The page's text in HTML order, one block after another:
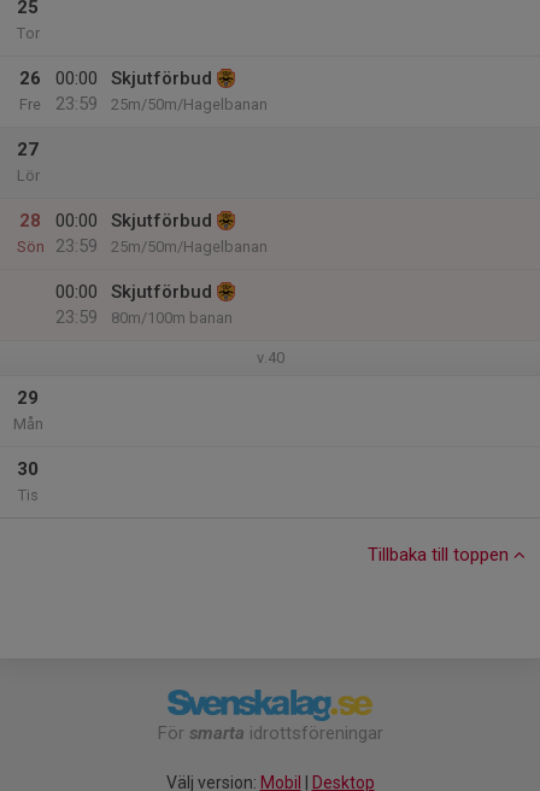
25
Tor
26
Fre
00:00
23:59
Skjutförbud
25m/50m/Hagelbanan
27
Lör
28
Sön
00:00
23:59
Skjutförbud
25m/50m/Hagelbanan
00:00
23:59
Skjutförbud
80m/100m banan
v.40
29
Mån
30
Tis
Tillbaka till toppen
För smarta idrottsföreningar
Välj version: Mobil Desktop